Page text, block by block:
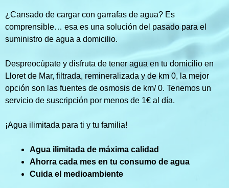
¿Cansado de cargar con garrafas de agua? Es
comprensible… esa es una solución del pasado para el
suministro de agua a domicilio.
Despreocúpate y disfruta de tener agua en tu domicilio en
Lloret de Mar, filtrada, remineralizada y de km 0, la mejor
opción son las fuentes de osmosis de km/ 0. Tenemos un
servicio de suscripción por menos de 1€ al día.
¡Agua ilimitada para ti y tu familia!
Agua ilimitada de máxima calidad
Ahorra cada mes en tu consumo de agua
Cuida el medioambiente